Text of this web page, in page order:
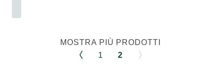
MOSTRA PIÙ PRODOTTI
1
2